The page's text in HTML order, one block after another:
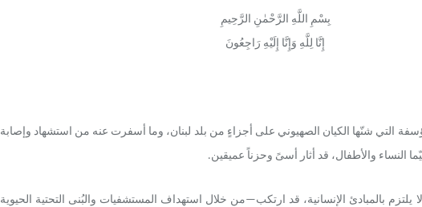
بِسْمِ اللَّهِ الرَّحْمٰنِ الرَّحِيمِ
إِنَّا لِلَّهِ وَإِنَّا إِلَيْهِ رَاجِعُونَ
التي شنّها الكيان الصهيوني على أجزاءٍ من بلد لبنان، وما أسفرت عنه من استشهاد وإصابة
النساء والأطفال، قد أثار أسىً وحزناً عميقين.
يلتزم بالمبادئ الإنسانية، قد ارتكب—من خلال استهداف المستشفيات والبُنى التحتية الحيوية